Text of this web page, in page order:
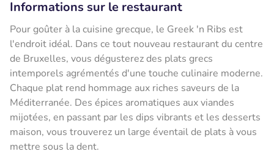
Informations sur le restaurant
Pour goûter à la cuisine grecque, le Greek 'n Ribs est
l'endroit idéal. Dans ce tout nouveau restaurant du centre
de Bruxelles, vous dégusterez des plats grecs
intemporels agrémentés d'une touche culinaire moderne.
Chaque plat rend hommage aux riches saveurs de la
Méditerranée. Des épices aromatiques aux viandes
mijotées, en passant par les dips vibrants et les desserts
maison, vous trouverez un large éventail de plats à vous
mettre sous la dent.